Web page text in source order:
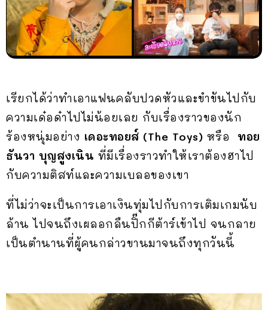
เรียกได้ว่าทำเอาแฟนคลับปวดหัวและขำขันไปกับ
ความเด๋อด๋าไปไม่น้อยเลย กับเรื่องราวของนัก
ร้องหนุ่มอย่าง เดอะทอยส์ (The Toys) หรือ ทอย
ธันวา บุญสูงเนิน ที่มีเรื่องราวทำให้เราต้องฮาไป
กับความติสท์และความเบลอของเขา
ที่ไม่ว่าจะเป็นการเอาเงินทุ่มไปกับการเติมเกมนับ
ล้าน ไปจนถึงเผลอกลืนปิ๊กกีต้าร์เข้าไป จนกลาย
เป็นตำนานที่ผู้คนกล่าวขานมาจนถึงทุกวันนี้